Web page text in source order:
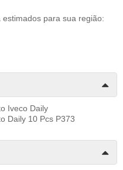
para sua região:
Iveco Daily
Daily 10 Pcs P373